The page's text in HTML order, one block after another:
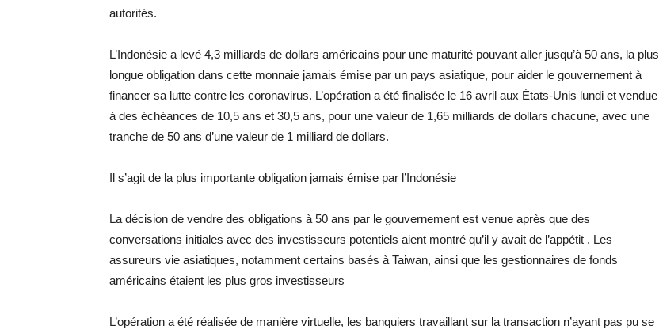
autorités.
L’Indonésie a levé 4,3 milliards de dollars américains pour une maturité pouvant aller jusqu’à 50 ans, la plus
longue obligation dans cette monnaie jamais émise par un pays asiatique, pour aider le gouvernement à
financer sa lutte contre les coronavirus. L’opération a été finalisée le 16 avril aux États-Unis lundi et vendue
à des échéances de 10,5 ans et 30,5 ans, pour une valeur de 1,65 milliards de dollars chacune, avec une
tranche de 50 ans d’une valeur de 1 milliard de dollars.
Il s’agit de la plus importante obligation jamais émise par l’Indonésie
La décision de vendre des obligations à 50 ans par le gouvernement est venue après que des
conversations initiales avec des investisseurs potentiels aient montré qu’il y avait de l’appétit . Les
assureurs vie asiatiques, notamment certains basés à Taiwan, ainsi que les gestionnaires de fonds
américains étaient les plus gros investisseurs
L’opération a été réalisée de manière virtuelle, les banquiers travaillant sur la transaction n’ayant pas pu se